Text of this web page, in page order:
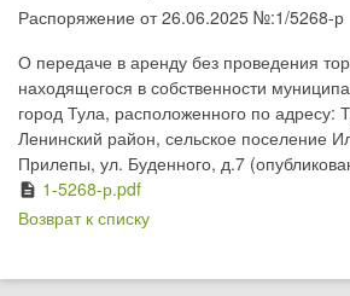
Распоряжение от 26.06.2025 №:1/5268-р
О передаче в аренду без проведения
находящегося в собственности
город Тула, расположенного по адресу:
Ленинский район, сельское поселение
Прилепы, ул. Буденного, д.7
description 1-5268-р.pdf
Возврат к списку